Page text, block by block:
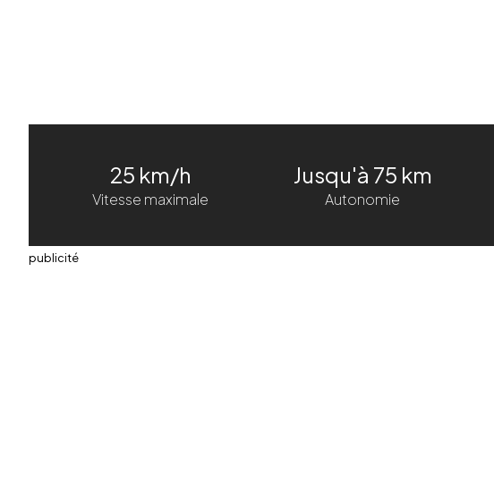
25 km/h
Vitesse maximale
Jusqu'à 75 km
Autonomie
publicité